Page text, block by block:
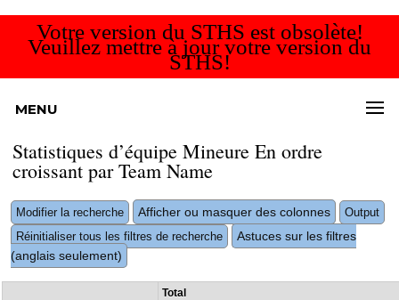
Votre version du STHS est obsolète!
Veuillez mettre à jour votre version du
STHS!
MENU
Statistiques d’équipe Mineure En ordre
croissant par Team Name
Modifier la recherche Afficher ou masquer des colonnes
Output
Réinitialiser tous les filtres de recherche
Astuces sur les filtres
(anglais seulement)
Total